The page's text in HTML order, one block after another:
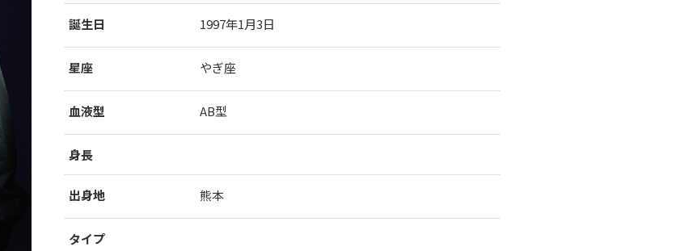
誕生日 1997年1月3日
星座 やぎ座
血液型 AB型
身長
出身地 熊本
タイプ